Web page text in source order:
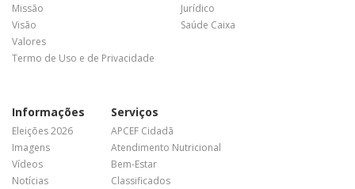
Missão
Visão
Valores
Termo de Uso e de Privacidade
Jurídico
Saúde Caixa
Informações
Eleições 2026
Imagens
Vídeos
Notícias
Serviços
APCEF Cidadã
Atendimento Nutricional
Bem-Estar
Classificados